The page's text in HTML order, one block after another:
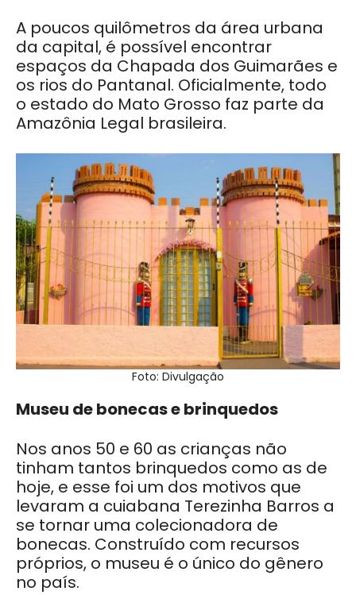
A poucos quilômetros da área urbana
da capital, é possível encontrar
espaços da Chapada dos Guimarães e
os rios do Pantanal. Oficialmente, todo
o estado do Mato Grosso faz parte da
Amazônia Legal brasileira.
Foto: Divulgação
Museu de bonecas e brinquedos
Nos anos 50 e 60 as crianças não
tinham tantos brinquedos como as de
hoje, e esse foi um dos motivos que
levaram a cuiabana Terezinha Barros a
se tornar uma colecionadora de
bonecas. Construído com recursos
próprios, o museu é o único do gênero
no país.